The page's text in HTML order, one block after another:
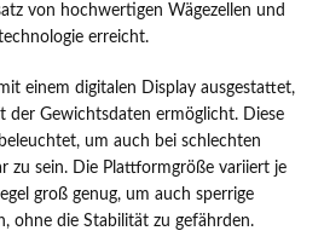
von hochwertigen Wägezellen und
erreicht.
einem digitalen Display ausgestattet,
der Gewichtsdaten ermöglicht. Diese
um auch bei schlechten
zu sein. Die Plattformgröße variiert je
groß genug, um auch sperrige
ohne die Stabilität zu gefährden.